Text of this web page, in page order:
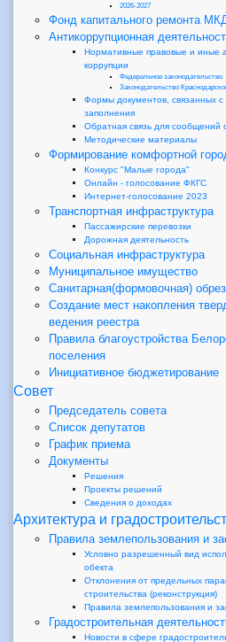
2026-2027
Фонд капитального ремонта МКД
Антикоррупционная
Нормативные правовые и иные
коррупции
Федеральное законодательство
Законодательство
Формы документов, связанных с
заполнения
Обратная связь для сообщений
Методические материалы
Формирование комфортной
Конкурс "Малые города"
Онлайн - голосование ФКГС
Интернет-голосование 2023
Транспортная инфраструктура
Пассажирские перевозки
Дорожная деятельность
Социальная инфраструктура
Муниципальное имущество
Санитарная(формовочная)
Создание мест накопления
ведения реестра
Правила благоустройства
поселения
Инициативное бюджетирование
Совет
Председатель совета
Список депутатов
График приема
Документы
Решения
Проекты решений
Сведения о доходах
Архитектура и
Правила землепользования и
Условно разрешенный вид
обекта
Отклонения от предельных
строительства (реконструкция)
Правила землепользования и
Градостроительная
Новости в сфере